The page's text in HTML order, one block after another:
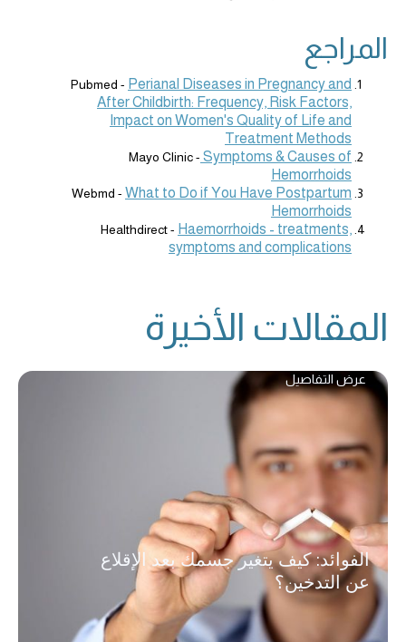
المراجع
Pubmed - Perianal Diseases in Pregnancy and
After Childbirth: Frequency, Risk Factors,
Impact on Women's Quality of Life and
Treatment Methods
Mayo Clinic - Symptoms & Causes of
Hemorrhoids
Webmd - What to Do if You Have Postpartum
Hemorrhoids
Healthdirect - Haemorrhoids - treatments,
symptoms and complications
المقالات الأخيرة
الفوائد: كيف يتغير جسمك بعد الإقلاع
عن التدخين؟
عرض التفاصيل